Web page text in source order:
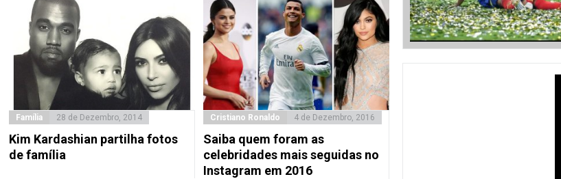
Família 28 de Dezembro, 2014
Kim Kardashian partilha fotos
de família
Cristiano Ronaldo 4 de Dezembro, 2016
Saiba quem foram as
celebridades mais seguidas no
Instagram em 2016